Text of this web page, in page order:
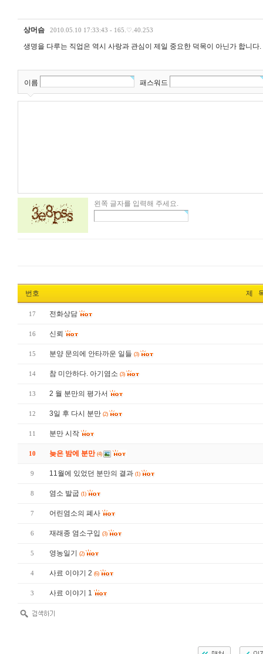
상머슴 2010.05.10 17:33:43 - 165.♡.40.253
생명을 다루는 직업은 역시 사랑과 관심이 제일 중요한 덕목이 아닌가 합니다
이름 패스워드
왼쪽 글자를 입력해 주세요.
번호 제
17 전화상담
16 신뢰
15 분양 문의에 안타까운 일들 (3)
14 참 미안하다. 아기염소 (3)
13 2 월 분만의 평가서
12 3일 후 다시 분만 (2)
11 분만 시작
10 늦은 밤에 분만 (4)
9 11월에 있었던 분만의 결과 (1)
8 염소 발굽 (1)
7 어린염소의 폐사
6 재래종 염소구입 (3)
5 영농일기 (2)
4 사료 이야기 2 (6)
3 사료 이야기 1